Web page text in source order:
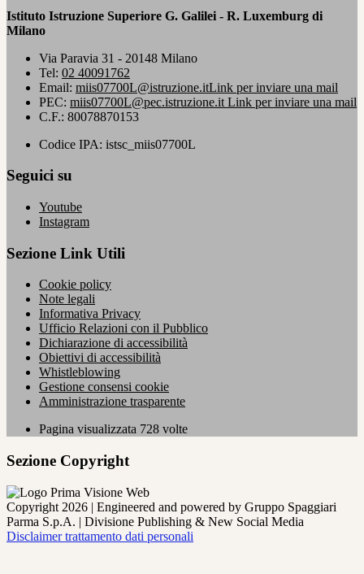
Istituto Istruzione Superiore G. Galilei - R. Luxemburg di
Milano
Via Paravia 31 - 20148 Milano
Tel: 02 40091762
Email: miis07700L@istruzione.itLink per inviare una mail
PEC: miis07700L@pec.istruzione.it Link per inviare una mail
C.F.: 80078870153
Codice IPA: istsc_miis07700L
Seguici su
Youtube
Instagram
Sezione Link Utili
Cookie policy
Note legali
Informativa Privacy
Ufficio Relazioni con il Pubblico
Dichiarazione di accessibilità
Obiettivi di accessibilità
Whistleblowing
Gestione consensi cookie
Amministrazione trasparente
Pagina visualizzata 728 volte
Sezione Copyright
Copyright 2026 | Engineered and powered by Gruppo Spaggiari
Parma S.p.A. | Divisione Publishing & New Social Media
Disclaimer trattamento dati personali